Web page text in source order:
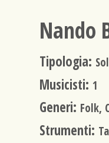
Nando
Tipologia:
Musicisti: 1
Generi: Folk,
Strumenti: